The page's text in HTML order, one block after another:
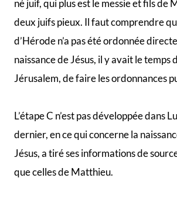
né juif, qui plus est le messie et fils de
deux juifs pieux. Il faut comprendre
d’Hérode n’a pas été ordonnée
naissance de Jésus, il y avait le temps
Jérusalem, de faire les ordonnances
L’étape C n’est pas développée dans
dernier, en ce qui concerne la
Jésus, a tiré ses informations de
que celles de Matthieu.